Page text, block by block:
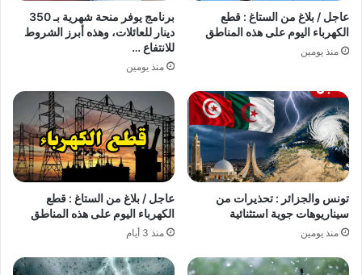
عاجل / بلاغ من الستاغ : قطع
الكهرباء اليوم على هذه المناطق
منذ يومين
برنامج يوفر منحة شهرية بـ 350
دينار للعائلات، وهذه أبرز الشروط
للانتفاع …
منذ يومين
تونس والجزائر : تحذيرات من
سيناريوهات جوية استثنائية
منذ يومين
عاجل / بلاغ من الستاغ : قطع
الكهرباء اليوم على هذه المناطق
منذ 3 أيام